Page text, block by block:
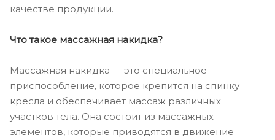
качестве продукции.
Что такое массажная накидка?
Массажная накидка — это специальное
приспособление, которое крепится на спинку
кресла и обеспечивает массаж различных
участков тела. Она состоит из массажных
элементов, которые приводятся в движение